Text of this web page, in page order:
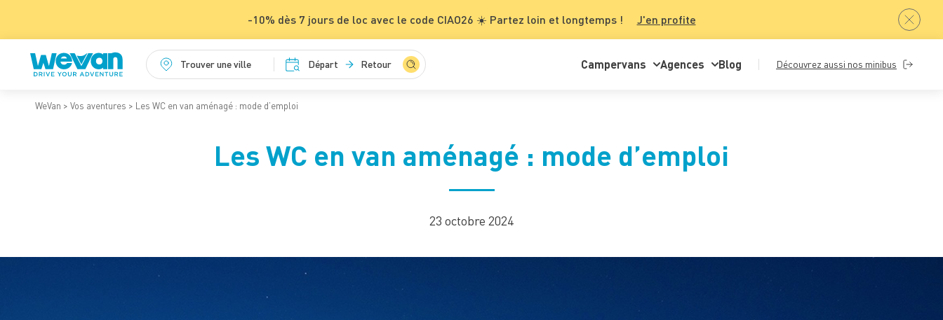
-10% dès 7 jours de loc avec le code CIAO26 ☀️ Partez loin et longtemps ! J'en profite
Trouver une ville Départ Retour Campervans Agences Blog Découvrez aussi nos minibus
WeVan Vos aventures Les WC en van aménagé : mode d’emploi
Les WC en van aménagé : mode d’emploi
23 octobre 2024